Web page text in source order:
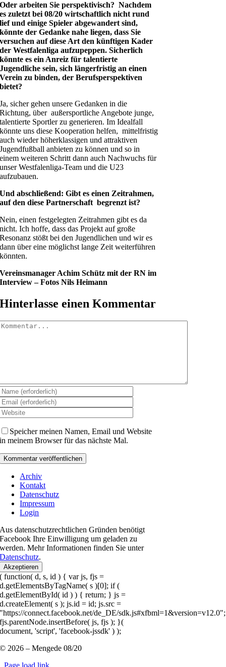
Oder arbeiten Sie perspektivisch? Nachdem
es zuletzt bei 08/20 wirtschaftlich nicht rund
lief und einige Spieler abgewandert sind,
könnte der Gedanke nahe liegen, dass Sie
versuchen auf diese Art den künftigen Kader
der Westfalenliga aufzupeppen. Sicherlich
könnte es ein Anreiz für talentierte
Jugendliche sein, sich längerfristig an einen
Verein zu binden, der Berufsperspektiven
bietet?
Ja, sicher gehen unsere Gedanken in die
Richtung, über außersportliche Angebote junge,
talentierte Sportler zu generieren. Im Idealfall
könnte uns diese Kooperation helfen, mittelfristig
auch wieder höherklassigen und attraktiven
Jugendfußball anbieten zu können und so in
einem weiteren Schritt dann auch Nachwuchs für
unser Westfalenliga-Team und die U23
aufzubauen.
Und abschließend: Gibt es einen Zeitrahmen,
auf den diese Partnerschaft begrenzt ist?
Nein, einen festgelegten Zeitrahmen gibt es da
nicht. Ich hoffe, dass das Projekt auf große
Resonanz stößt bei den Jugendlichen und wir es
dann über eine möglichst lange Zeit weiterführen
könnten.
Vereinsmanager Achim Schütz mit der RN im
Interview – Fotos Nils Heimann
Hinterlasse einen Kommentar
Speicher meinen Namen, Email und Website
in meinem Browser für das nächste Mal.
Archiv
Kontakt
Datenschutz
Impressum
Login
Aus datenschutzrechtlichen Gründen benötigt
Facebook Ihre Einwilligung um geladen zu
werden. Mehr Informationen finden Sie unter
Datenschutz.
Akzeptieren
( function( d, s, id ) { var js, fjs =
d.getElementsByTagName( s )[0]; if (
d.getElementById( id ) ) { return; } js =
d.createElement( s ); js.id = id; js.src =
"https://connect.facebook.net/de_DE/sdk.js#xfbml=1&version=v12.0";
fjs.parentNode.insertBefore( js, fjs ); }(
document, 'script', 'facebook-jssdk' ) );
© 2026 – Mengede 08/20
Page load link